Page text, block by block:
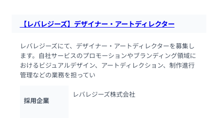
【レバレジーズ】デザイナー・アートディレクター
レバレジーズにて、デザイナー・アートディレクターを募集し
ます。自社サービスのプロモーションやブランディング領域に
おけるビジュアルデザイン、アートディレクション、制作進行
管理などの業務を担ってい
採用企業
レバレジーズ株式会社